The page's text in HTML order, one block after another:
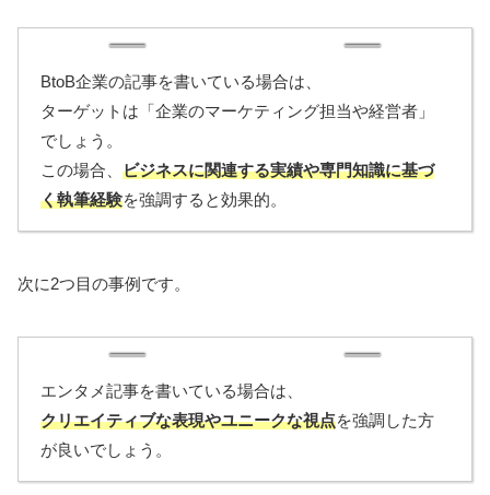
BtoB企業の記事を書いている場合は、
ターゲットは「企業のマーケティング担当や経営者」
でしょう。
この場合、 ビジネスに関連する実績や専門知識に基づ
く執筆経験を強調すると効果的。
次に2つ目の事例です。
エンタメ記事を書いている場合は、
クリエイティブな表現やユニークな視点を強調した方
が良いでしょう。